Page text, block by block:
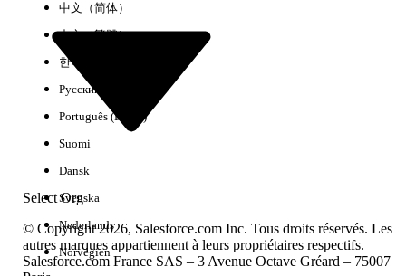
Aucun résultat
Select Org
中文（简体）
中文（繁體）
한국어
Русский
Português (Brasil)
Suomi
Dansk
Svenska
Nederlands
Norvégien
© Copyright 2026, Salesforce.com Inc. Tous droits réservés. Les
autres marques appartiennent à leurs propriétaires respectifs.
Salesforce.com France SAS – 3 Avenue Octave Gréard – 75007